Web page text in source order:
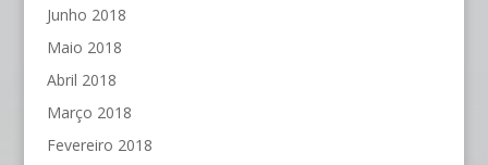
Junho 2018
Maio 2018
Abril 2018
Março 2018
Fevereiro 2018